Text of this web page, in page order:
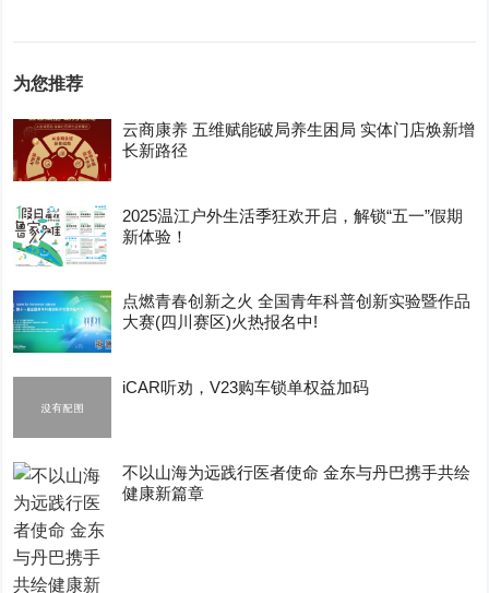
为您推荐
云商康养 五维赋能破局养生困局 实体门店焕新增
长新路径
2025温江户外生活季狂欢开启，解锁“五一”假期
新体验！
点燃青春创新之火 全国青年科普创新实验暨作品
大赛(四川赛区)火热报名中!
iCAR听劝，V23购车锁单权益加码
不以山海为远践行医者使命 金东与丹巴携手共绘
健康新篇章